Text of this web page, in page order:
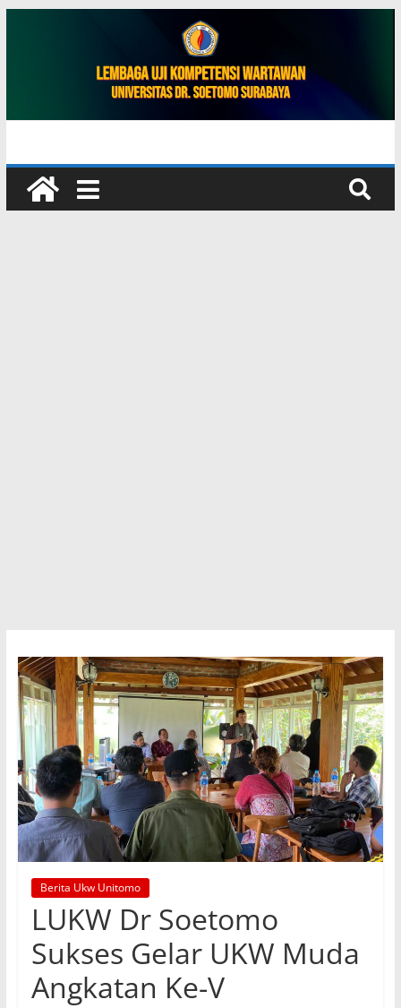
Berita Ukw Unitomo
LUKW Dr Soetomo
Sukses Gelar UKW Muda
Angkatan Ke-V